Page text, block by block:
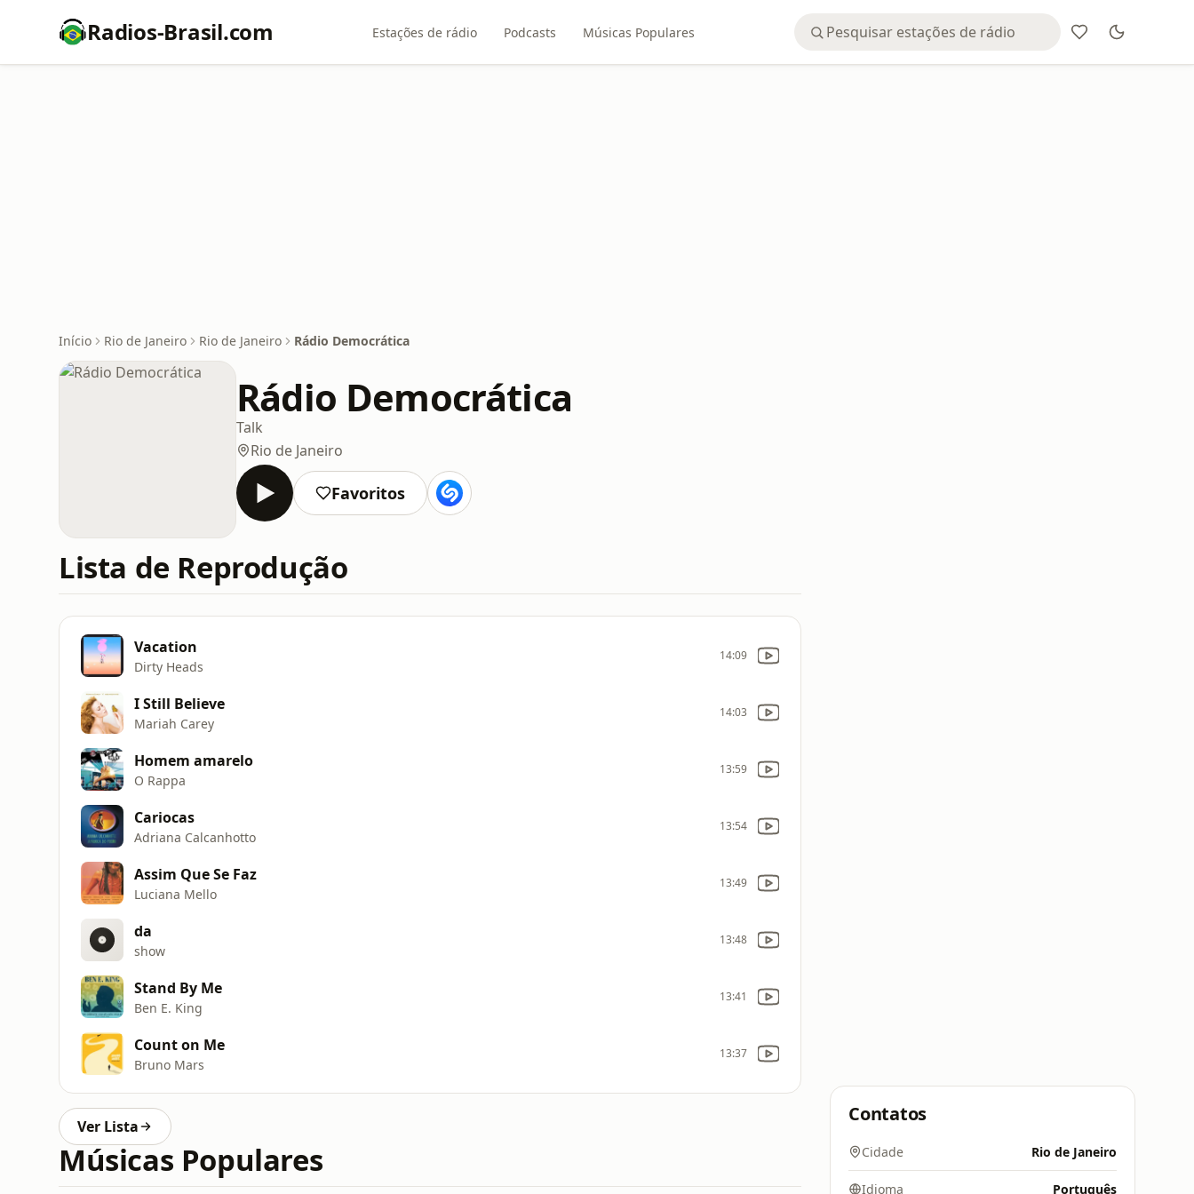
Radios-Brasil.com Estações de rádio Podcasts Músicas Populares
Início Rio de Janeiro Rio de Janeiro Rádio Democrática
Rádio Democrática
Talk
Rio de Janeiro
Favoritos
Lista de Reprodução
Vacation
Dirty Heads
14:09
I Still Believe
Mariah Carey
14:03
Homem amarelo
O Rappa
13:59
Cariocas
Adriana Calcanhotto
13:54
Assim Que Se Faz
Luciana Mello
13:49
da
show
13:48
Stand By Me
Ben E. King
13:41
Count on Me
Bruno Mars
13:37
Ver Lista
Músicas Populares
Contatos
Cidade Rio de Janeiro
Idioma Português